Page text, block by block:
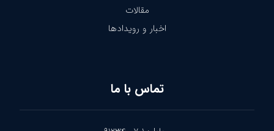
مقالات
اخبار و رویدادها
تماس با ما